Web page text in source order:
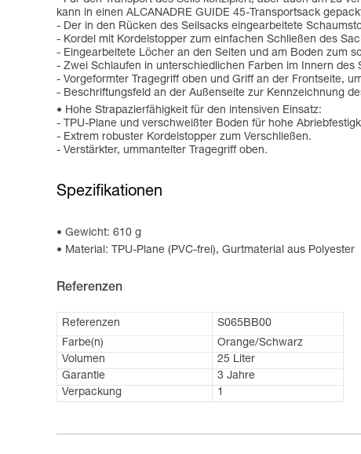
kann in einen ALCANADRE GUIDE 45-Transportsack
- Der in den Rücken des Seilsacks eingearbeitete
- Kordel mit Kordelstopper zum einfachen Schließen des
- Eingearbeitete Löcher an den Seiten und am Boden zum
- Zwei Schlaufen in unterschiedlichen Farben im Innern des
- Vorgeformter Tragegriff oben und Griff an der Frontseite,
- Beschriftungsfeld an der Außenseite zur Kennzeichnung
Hohe Strapazierfähigkeit für den intensiven Einsatz:
- TPU-Plane und verschweißter Boden für hohe
- Extrem robuster Kordelstopper zum Verschließen.
- Verstärkter, ummantelter Tragegriff oben.
Spezifikationen
Gewicht: 610 g
Material: TPU-Plane (PVC-frei), Gurtmaterial aus Polyester
Referenzen
Referenzen
S065BB00
Farbe(n)
Orange/Schwarz
Volumen
25 Liter
Garantie
3 Jahre
Verpackung
1